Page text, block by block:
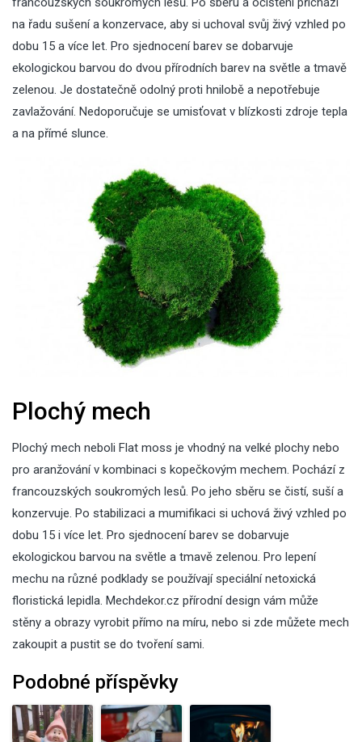
na řadu sušení a konzervace, aby si uchoval svůj živý vzhled po
dobu 15 a více let. Pro sjednocení barev se dobarvuje
ekologickou barvou do dvou přírodních barev na světle a tmavě
zelenou. Je dostatečně odolný proti hnilobě a nepotřebuje
zavlažování. Nedoporučuje se umisťovat v blízkosti zdroje tepla
a na přímé slunce.
Plochý mech
Plochý mech neboli Flat moss je vhodný na velké plochy nebo
pro aranžování v kombinaci s kopečkovým mechem. Pochází z
francouzských soukromých lesů. Po jeho sběru se čistí, suší a
konzervuje. Po stabilizaci a mumifikaci si uchová živý vzhled po
dobu 15 i více let. Pro sjednocení barev se dobarvuje
ekologickou barvou na světle a tmavě zelenou. Pro lepení
mechu na různé podklady se používají speciální netoxická
floristická lepidla. Mechdekor.cz přírodní design vám může
stěny a obrazy vyrobit přímo na míru, nebo si zde můžete mech
zakoupit a pustit se do tvoření sami.
Podobné příspěvky